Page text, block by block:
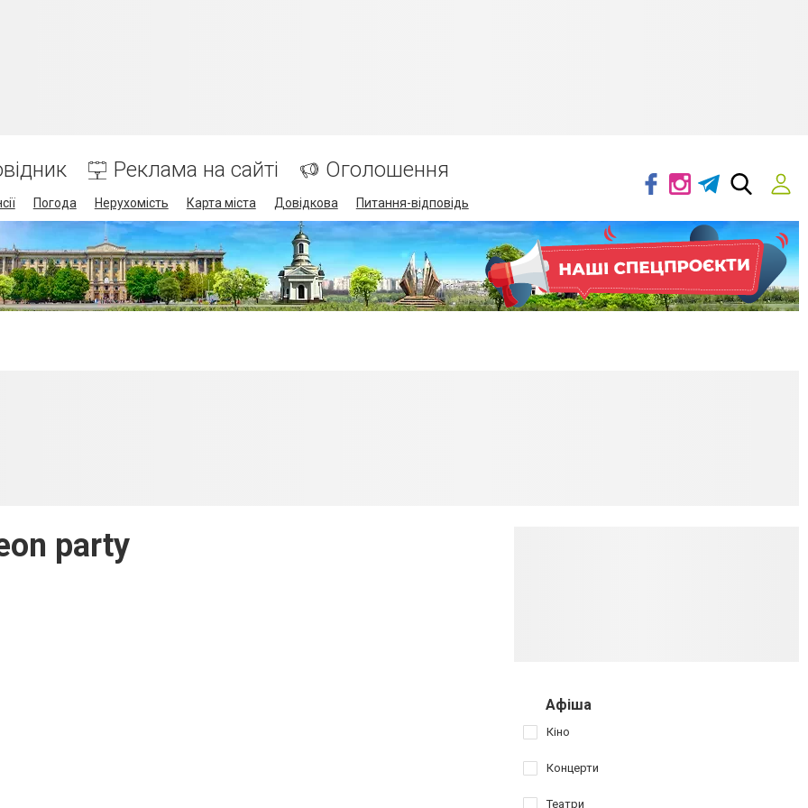
Реклама на сайті Оголошення
Погода Нерухомість Карта міста Довідкова Питання-відповідь
party
Афіша
Кіно
Концерти
Театри